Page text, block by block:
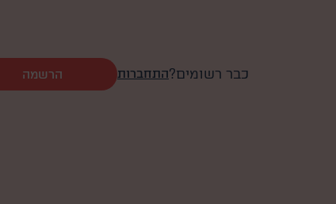
כבר רשומים?התחברות הרשמה